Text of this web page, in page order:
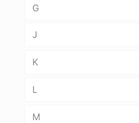
G
J
K
L
M